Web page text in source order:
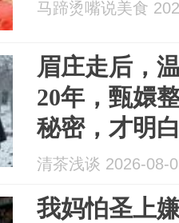
马蹄烫嘴说美食
眉庄走后，
20年，甄嬛
秘密，才明
是眉庄最后
清茶浅谈 2026-08-
我妈怕圣上